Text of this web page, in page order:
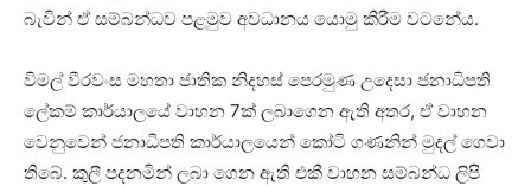
බැවින් ඒ සම්බන්ධව පළමුව අවධානය යොමු කිරීම වටනේය.
විමල් වීරවංස මහතා ජාතික නිදහස් පෙරමුණ උදෙසා ජනාධිපති
ලේකම් කාර්යාලයේ වාහන 7ක් ලබාගෙන ඇති අතර, ඒ වාහන
වෙනුවෙන් ජනාධිපති කාර්යාලයෙන් කෝටි ගණනින් මුදල් ගෙවා
තිබේ. කුලී පදනමින් ලබා ගෙන ඇති එකී වාහන සම්බන්ධ ලිපි